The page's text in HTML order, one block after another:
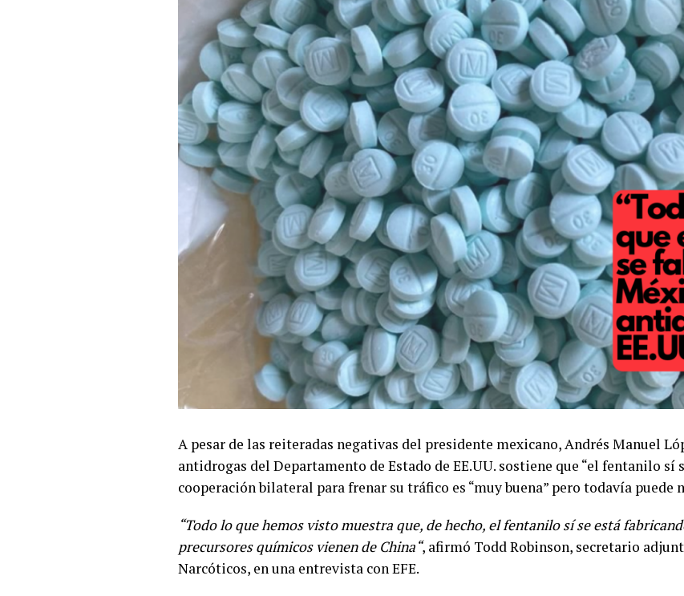
A pesar de las reiteradas negativas del presidente mexicano, Andrés Manuel
antidrogas del Departamento de Estado de EE.UU. sostiene que “el fentanilo sí
cooperación bilateral para frenar su tráfico es “muy buena” pero todavía puede
“Todo lo que hemos visto muestra que, de hecho, el fentanilo sí se está
precursores químicos vienen de China“, afirmó Todd Robinson, secretario
Narcóticos, en una entrevista con EFE.